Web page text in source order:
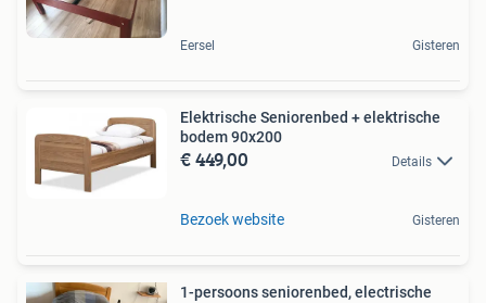
Eersel Gisteren
Elektrische Seniorenbed + elektrische
bodem 90x200
€ 449,00 Details
Bezoek website Gisteren
1-persoons seniorenbed, electrische